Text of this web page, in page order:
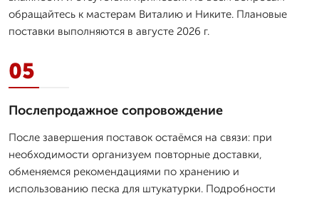
обращайтесь к мастерам Виталию и Никите. Плановые
поставки выполняются в августе 2026 г.
05
Послепродажное сопровождение
После завершения поставок остаёмся на связи: при
необходимости организуем повторные доставки,
обменяемся рекомендациями по хранению и
использованию песка для штукатурки. Подробности